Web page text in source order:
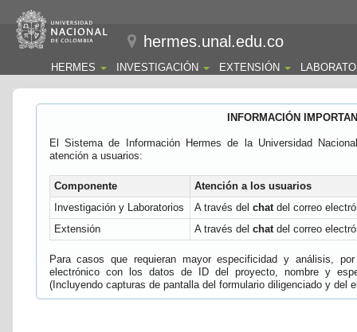
hermes.unal.edu.co
HERMES INVESTIGACIÓN EXTENSIÓN
INFORMACIÓN
El Sistema de Información Hermes de la Universidad
atención a usuarios:
Componente
Atención a los usuarios
Investigación y Laboratorios
A través del chatdel correo
Extensión
A través del chatdel correo
Para casos que requieran mayor especificidad y análisis,
electrónico con los datos de ID del proyecto, nombre y
(Incluyendo capturas de pantalla del formulario diligenciado y del